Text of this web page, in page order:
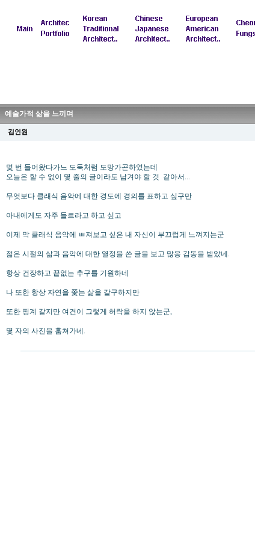
예술가적 삶을 느끼며
김인원
몇 번 들어왔다가느 도둑처럼 도망가곤하였는데
오늘은 할 수 없이 몇 줄의 글이라도 남겨야 할 것 같아서...
무엇보다 클래식 음악에 대한 경도에 경의를 표하고 싶구만
아내에게도 자주 들르라고 하고 싶고
이제 막 클래식 음악에 ㅃ져보고 싶은 내 자신이 부끄럽게 느껴지는군
젊은 시절의 삶과 음악에 대한 열정을 쓴 글을 보고 많응 감동을 받았네.
항상 건장하고 끝없는 추구를 기원하네
나 또한 항상 자연을 쫓는 삶을 갈구하지만
또한 핑계 같지만 여건이 그렇게 허락을 하지 않는군,
몇 자의 사진을 훔쳐가네.